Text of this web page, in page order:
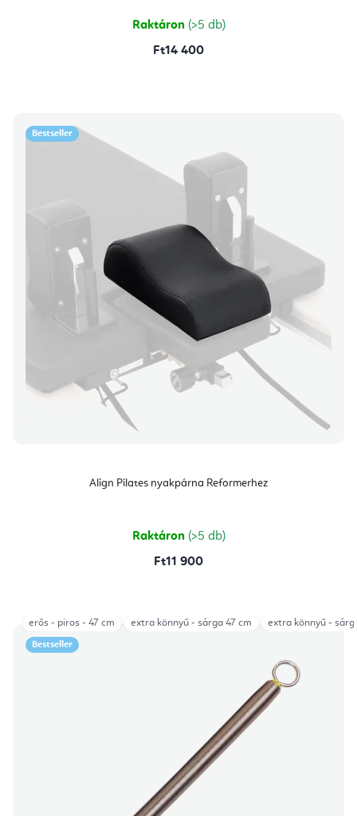
Raktáron (>5 db)
Ft14 400
Bestseller
Align Pilates nyakpárna Reformerhez
Raktáron (>5 db)
Ft11 900
Bestseller
erős - piros - 47 cm extra könnyű - sárga 47 cm extra könnyű -